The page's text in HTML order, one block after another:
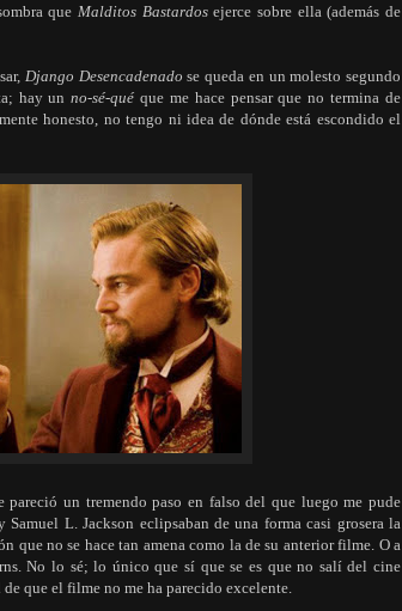
que Malditos Bastardosejerce sobre ella (además de
Django Desencadenado se queda en un molesto segundo
hay unno-sé-qué que me hace pensar que no termina de
honesto, no tengo ni idea de dónde está escondido el
un tremendo paso en falso del que luego me pude
L. Jackson eclipsaban de una forma casi grosera la
que no se hace tan amena como la de su anterior filme. O a
No lo sé; lo único que sí que se es que no salí del cine
que el filme no me ha parecido excelente.